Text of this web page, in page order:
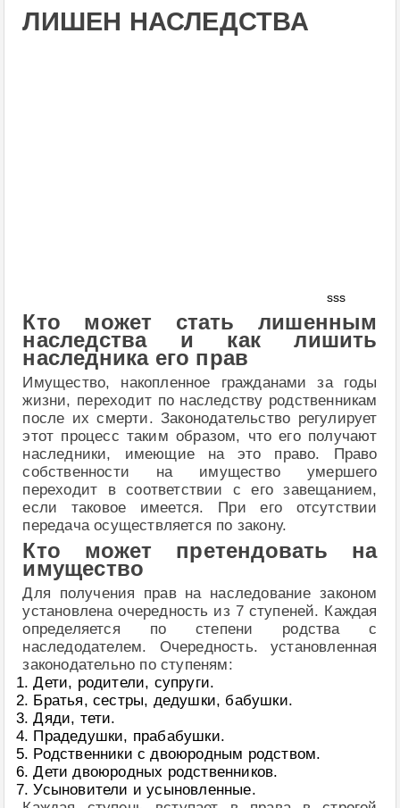
ЛИШЕН НАСЛЕДСТВА
sss
Кто может стать лишенным
наследства и как лишить
наследника его прав
Имущество, накопленное гражданами за годы
жизни, переходит по наследству родственникам
после их смерти. Законодательство регулирует
этот процесс таким образом, что его получают
наследники, имеющие на это право. Право
собственности на имущество умершего
переходит в соответствии с его завещанием,
если таковое имеется. При его отсутствии
передача осуществляется по закону.
Кто может претендовать на
имущество
Для получения прав на наследование законом
установлена очередность из 7 ступеней. Каждая
определяется по степени родства с
наследодателем. Очередность. установленная
законодательно по ступеням:
Дети, родители, супруги.
Братья, сестры, дедушки, бабушки.
Дяди, тети.
Прадедушки, прабабушки.
Родственники с двоюродным родством.
Дети двоюродных родственников.
Усыновители и усыновленные.